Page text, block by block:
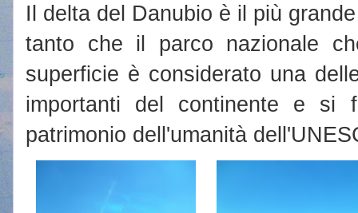
Il delta del Danubio è il più
tanto che il parco nazionale
superficie è considerato una
importanti del continente e si
patrimonio dell'umanità